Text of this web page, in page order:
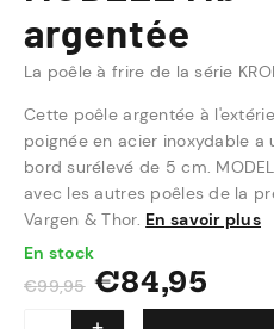
argentée
La poêle à frire de la série
Cette poêle argentée à
poignée en acier inoxydable
bord surélevé de 5 cm.
avec les autres poêles de la
Vargen & Thor. En savoir plus
En stock
€99,95 €84,95